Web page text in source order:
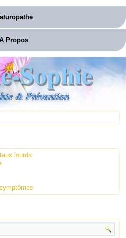
Propos
Sophie
& Prévention
lourds